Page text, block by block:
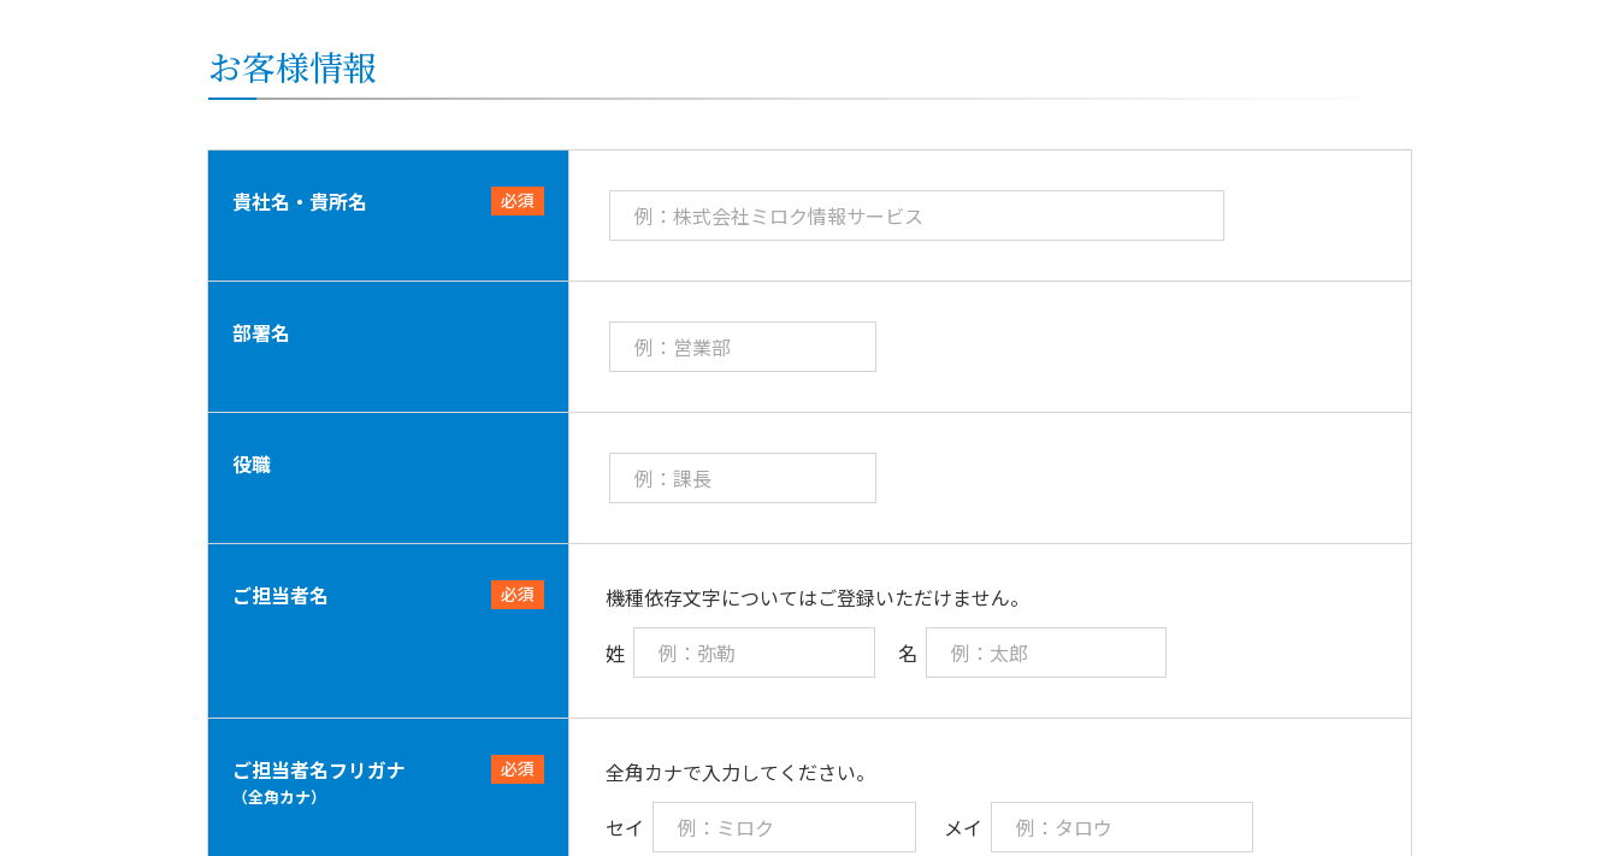
お客様情報
必須
貴社名・貴所名
部署名
役職
必須
ご担当者名
機種依存文字についてはご登録いただけません。
姓
名
必須
ご担当者名フリガナ
（全角カナ）
全角カナで入力してください。
セイ
メイ